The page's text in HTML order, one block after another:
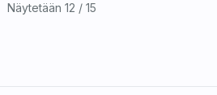
Näytetään 12 / 15